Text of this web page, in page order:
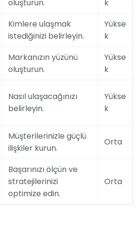
oluşturun.
k
Kimlere ulaşmak
istediğinizi belirleyin.
Yükse
k
Markanızın yüzünü
oluşturun.
Yükse
k
Nasıl ulaşacağınızı
belirleyin.
Yükse
k
Müşterilerinizle güçlü
ilişkiler kurun.
Orta
Başarınızı ölçün ve
stratejilerinizi
optimize edin.
Orta